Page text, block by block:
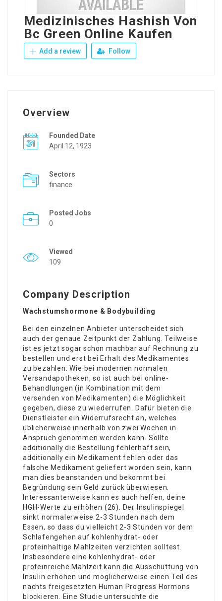
Medizinisches Hashish Von
Bc Green Online Kaufen
Add a review Follow
Overview
Founded Date
April 12, 1923
Sectors
finance
Posted Jobs
0
Viewed
109
Company Description
Wachstumshormone & Bodybuilding
Bei den einzelnen Anbieter unterscheidet sich
auch der genaue Zeitpunkt der Zahlung. Teilweise
ist es jetzt sogar schon machbar auf Rechnung zu
bestellen und erst bei Erhalt des Medikamentes
zu bezahlen. Wie bei modernen normalen
Versandapotheken, so ist auch bei online-
Behandlungen (in Kombination mit dem
versenden von Medikamenten) die Möglichkeit
gegeben, diese zu wiederrufen. Dafür bieten die
Dienstleister ein Widerrufsrecht an, welches
üblicherweise innerhalb von zwei Wochen in
Anspruch genommen werden kann. Sollte
additionally die Bestellung fehlerhaft sein,
additionally ein Medikament fehlen oder das
falsche Medikament geliefert worden sein, kann
man dies beanstanden und bekommt bei
Begründung sein Geld zurück überwiesen.
Interessanterweise kann es auch helfen, deine
HGH-Werte zu erhöhen (26). Der Insulinspiegel
sinkt normalerweise 2-3 Stunden nach dem
Essen, so dass du vielleicht 2-3 Stunden vor dem
Schlafengehen auf kohlenhydrat- oder
proteinhaltige Mahlzeiten verzichten solltest.
Insbesondere eine kohlenhydrat- oder
proteinreiche Mahlzeit kann die Ausschüttung von
Insulin erhöhen und möglicherweise einen Teil des
nachts freigesetzten Human Progress Hormons
blockieren. Eine Studie untersuchte die